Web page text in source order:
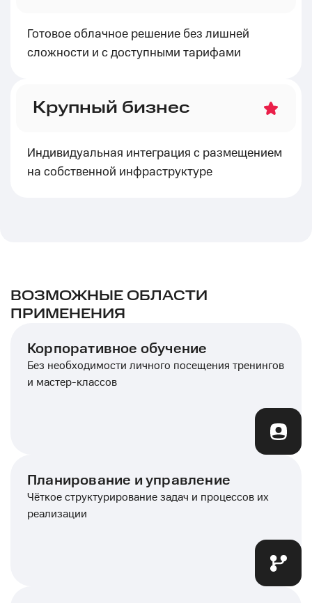
Готовое облачное решение без лишней
сложности и с доступными тарифами
Крупный бизнес
Индивидуальная интеграция с размещением
на собственной инфраструктуре
ВОЗМОЖНЫЕ ОБЛАСТИ
ПРИМЕНЕНИЯ
Корпоративное обучение
Без необходимости личного посещения тренингов
и мастер-классов
Планирование и управление
Чёткое структурирование задач и процессов их
реализации